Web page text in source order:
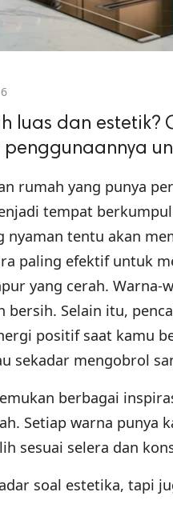
luas dan estetik?
rumah yang punya
tempat
nyaman tentu akan
paling efektif untuk
yang cerah. Warna-
Selain itu,
positif saat kamu
sekadar mengobrol
berbagai
Setiap warna punya
sesuai selera dan
soal estetika, tapi